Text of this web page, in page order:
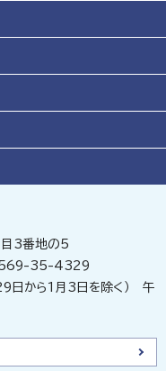
3番地の5
35-4329
日から1月3日を除く） 午